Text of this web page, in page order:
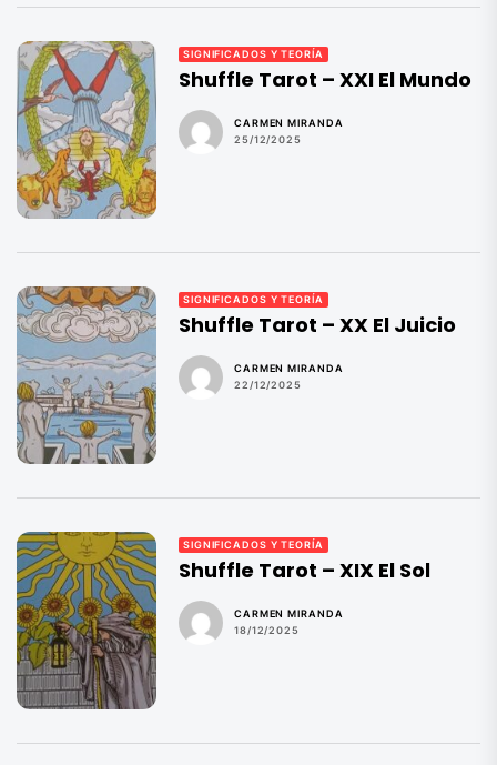
SIGNIFICADOS Y TEORÍA
Shuffle Tarot – XXI El Mundo
CARMEN MIRANDA
25/12/2025
SIGNIFICADOS Y TEORÍA
Shuffle Tarot – XX El Juicio
CARMEN MIRANDA
22/12/2025
SIGNIFICADOS Y TEORÍA
Shuffle Tarot – XIX El Sol
CARMEN MIRANDA
18/12/2025